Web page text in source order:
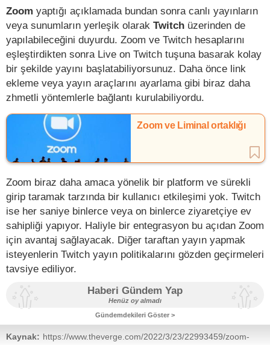
Zoom yaptığı açıklamada bundan sonra canlı yayınların
veya sunumların yerleşik olarak Twitch üzerinden de
yapılabileceğini duyurdu. Zoom ve Twitch hesaplarını
eşleştirdikten sonra Live on Twitch tuşuna basarak kolay
bir şekilde yayını başlatabiliyorsunuz. Daha önce link
ekleme veya yayın araçlarını ayarlama gibi biraz daha
zhmetli yöntemlerle bağlantı kurulabiliyordu.
Zoom ve Liminal ortaklığı
Zoom biraz daha amaca yönelik bir platform ve sürekli
girip taramak tarzında bir kullanıcı etkileşimi yok. Twitch
ise her saniye binlerce veya on binlerce ziyaretçiye ev
sahipliği yapıyor. Haliyle bir entegrasyon bu açıdan Zoom
için avantaj sağlayacak. Diğer taraftan yayın yapmak
isteyenlerin Twitch yayın politikalarını gözden geçirmeleri
tavsiye ediliyor.
Haberi Gündem Yap
Henüz oy almadı
Gündemdekileri Göster >
Kaynak: https://www.theverge.com/2022/3/23/22993459/zoom-